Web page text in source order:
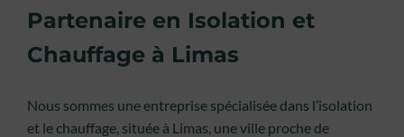
Partenaire en Isolation et
Chauffage à Limas
Nous sommes une entreprise spécialisée dans l’isolation
et le chauffage, située à Limas, une ville proche de